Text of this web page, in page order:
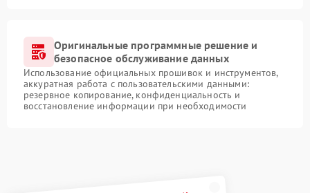
Оригинальные программные решение и
безопасное обслуживание данных
Использование официальных прошивок и инструментов,
аккуратная работа с пользовательскими данными:
резервное копирование, конфиденциальность и
восстановление информации при необходимости